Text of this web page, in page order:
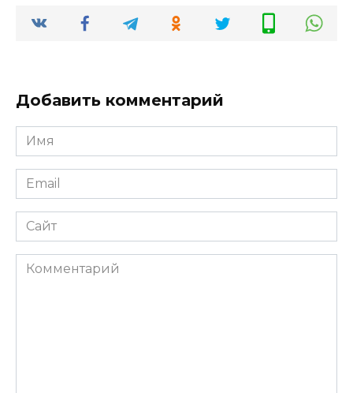
Добавить комментарий
Имя
*
Email
*
Сайт
Комментарий